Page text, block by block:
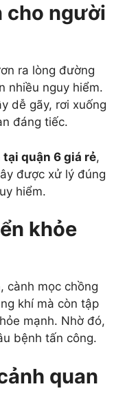
cho người
ra lòng đường
nhiều nguy hiểm.
dễ gãy, rơi xuống
đáng tiếc.
quận 6 giá rẻ,
được xử lý đúng
hiểm.
khỏe
cành mọc chồng
khí mà còn tập
mạnh. Nhờ đó,
bệnh tấn công.
quan